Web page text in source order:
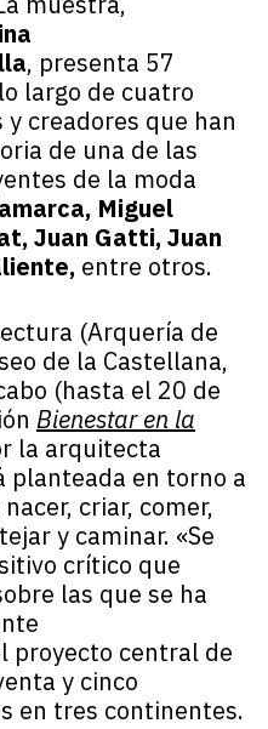
, presenta 57
largo de cuatro
creadores que han
de una de las
de la moda
Miguel
Juan Gatti, Juan
entre otros.
(Arquería de
de la Castellana,
(hasta el 20 de
Bienestar en la
la arquitecta
planteada en torno a
criar, comer,
y caminar. «Se
crítico que
las que se ha
proyecto central de
y cinco
en tres continentes.